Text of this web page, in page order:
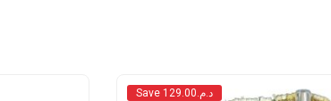
Save د.م.129.00